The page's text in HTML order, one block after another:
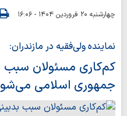
چهارشنبه ۲۰ فروردین ۱۴۰۴ - ۱۶:۰۶
نماینده ولی‌فقیه در مازندران:
کم‌کاری مسئولان سبب
جمهوری اسلامی